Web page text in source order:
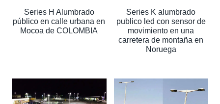
Series H Alumbrado
público en calle urbana en
Mocoa de COLOMBIA
Series K alumbrado
publico led con sensor de
movimiento en una
carretera de montaña en
Noruega